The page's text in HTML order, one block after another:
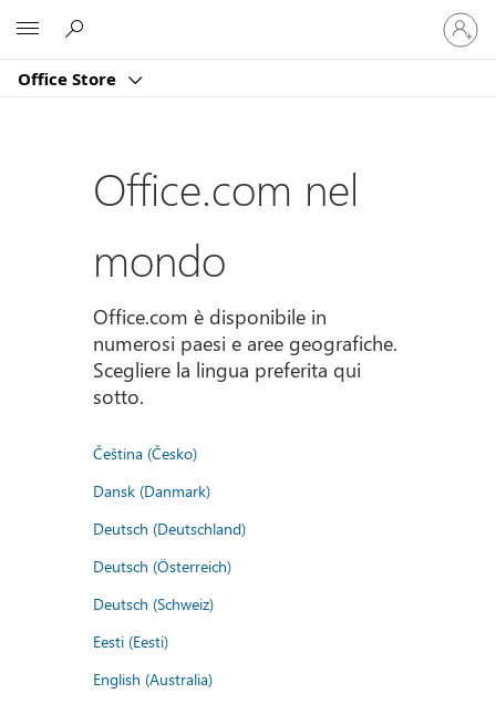
Office Store
Accedi
con
il
account
Office.com nel
mondo
Office.com è disponibile in
numerosi paesi e aree geografiche.
Scegliere la lingua preferita qui
sotto.
Čeština (Česko)
Dansk (Danmark)
Deutsch (Deutschland)
Deutsch (Österreich)
Deutsch (Schweiz)
Eesti (Eesti)
English (Australia)